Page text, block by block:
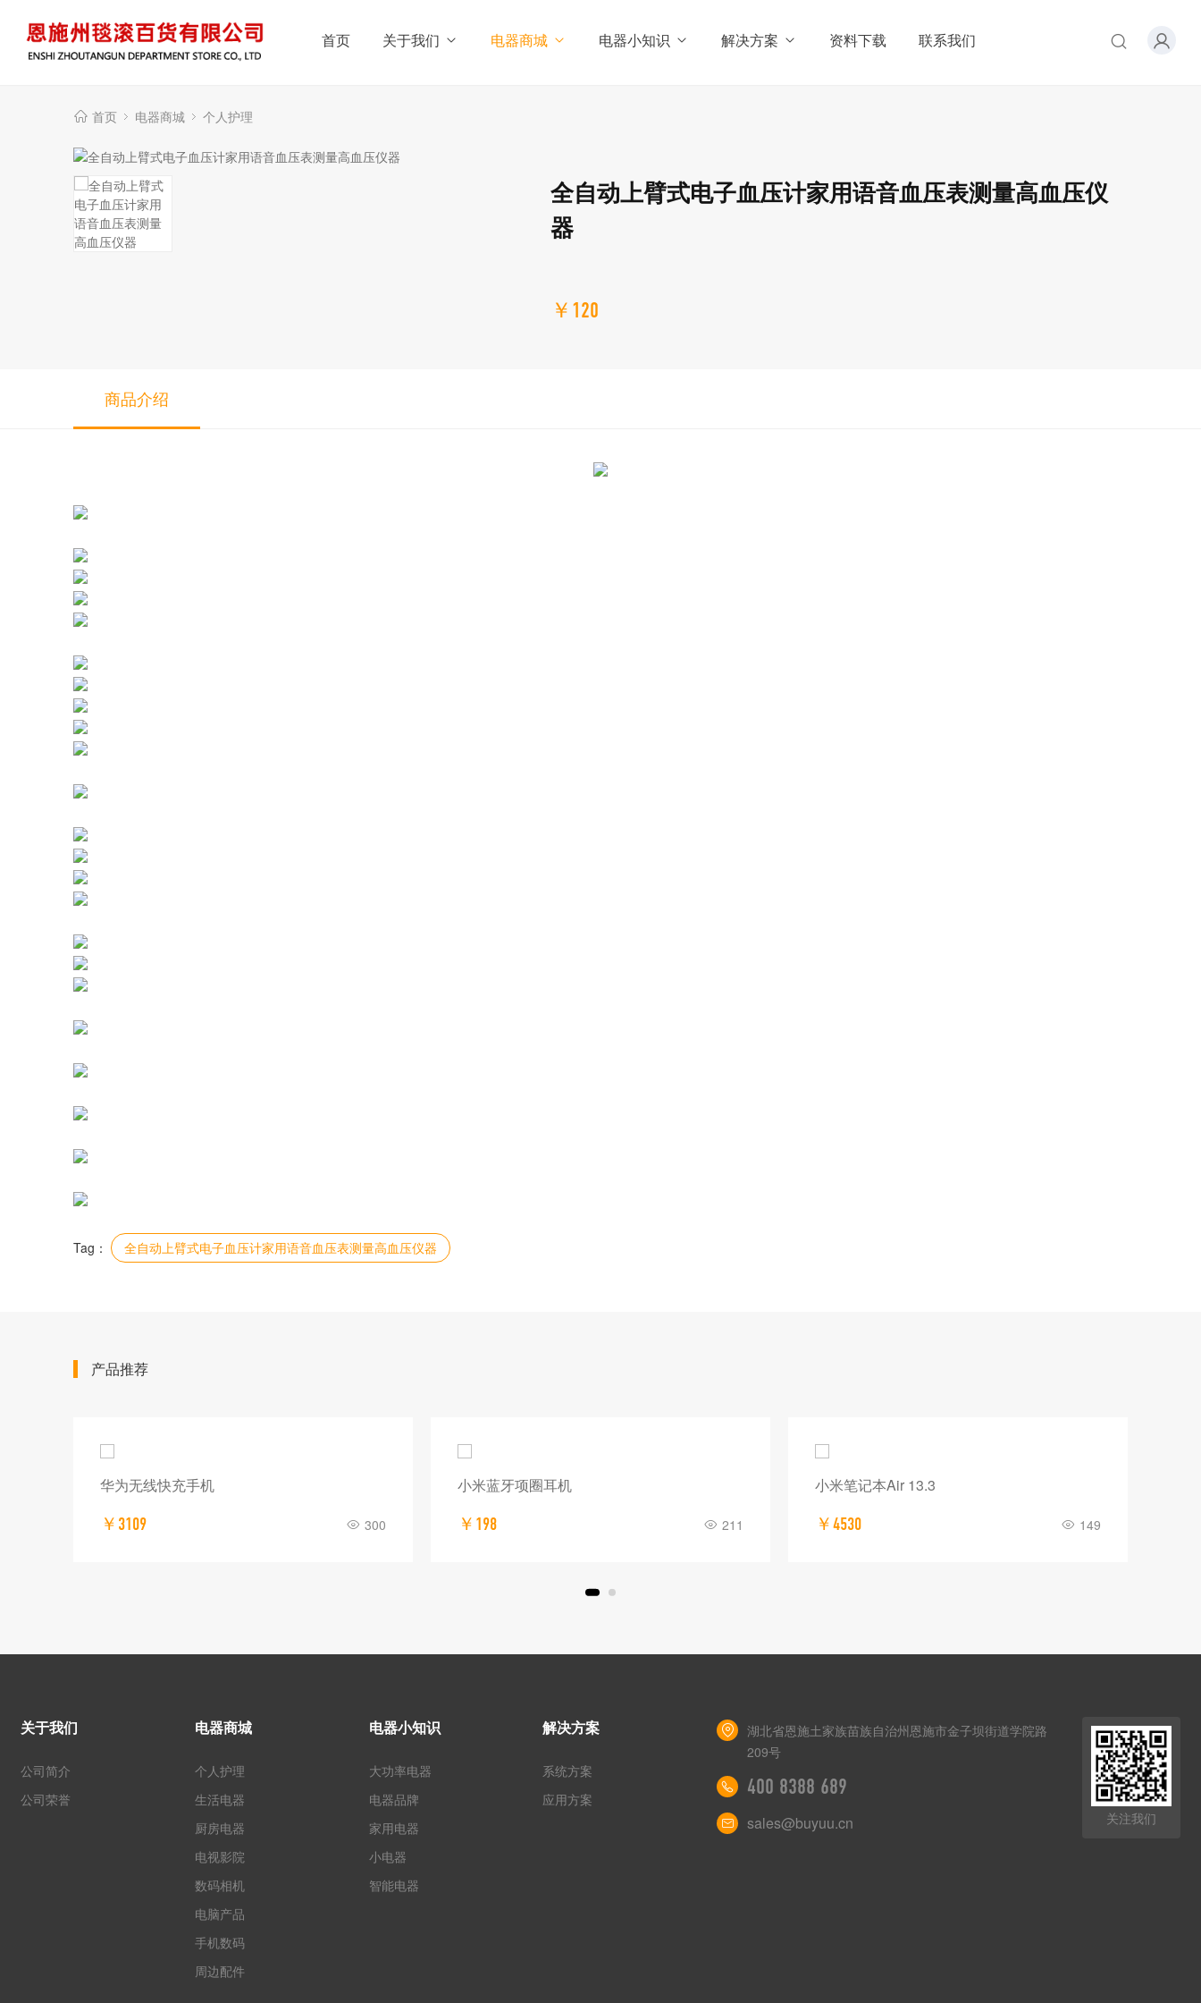
首页 关于我们 电器商城 电器小知识 解决方案 资料下载 联系我们
首页 电器商城 个人护理
全自动上臂式电子血压计家用语音血压表测量高血压仪
器
￥120
商品介绍
Tag： 全自动上臂式电子血压计家用语音血压表测量高血压仪器
产品推荐
华为无线快充手机
￥3109 300
小米蓝牙项圈耳机
￥198 211
小米笔记本Air 13.3
￥4530 149
关于我们
公司简介
公司荣誉
电器商城
个人护理
生活电器
厨房电器
电视影院
数码相机
电脑产品
手机数码
周边配件
电器小知识
大功率电器
电器品牌
家用电器
小电器
智能电器
解决方案
系统方案
应用方案
湖北省恩施土家族苗族自治州恩施市金子坝街道学院路
209号
400 8388 689
sales@buyuu.cn 关注我们